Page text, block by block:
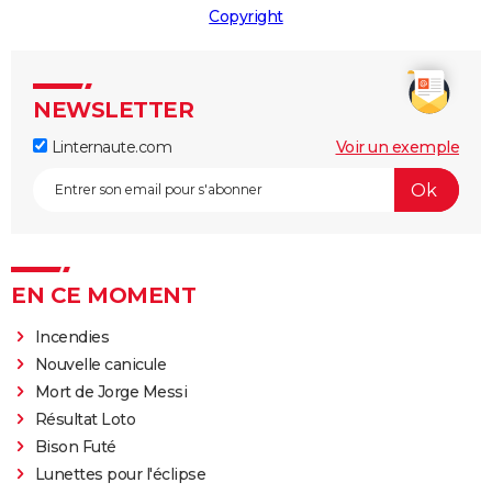
Copyright
NEWSLETTER
Linternaute.com Voir un exemple
EN CE MOMENT
Incendies
Nouvelle canicule
Mort de Jorge Messi
Résultat Loto
Bison Futé
Lunettes pour l'éclipse